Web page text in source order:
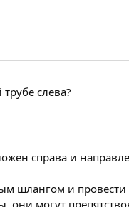
слева?
справа и
шлангом и провести
они могут